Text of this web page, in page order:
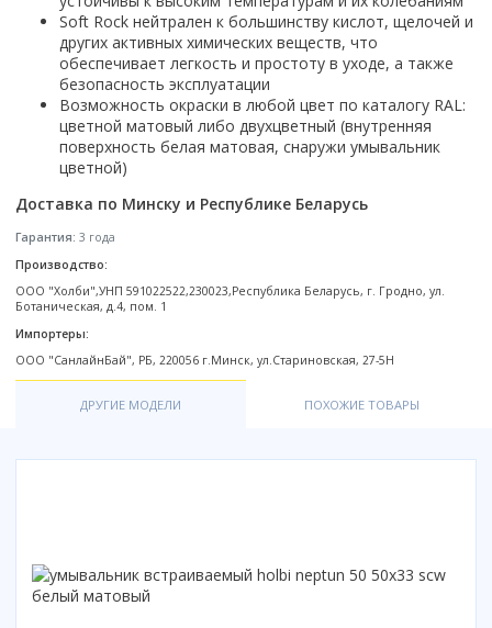
Комплектующие для ванн
Каркас
Ножки
Экраны под ванну
Гидромассажные системы
Wirpool
Китай
Недорогие
Дорогие
Уцененные
Недорогие по акции
Смотреть все
Топ брендов
Domani-spa
River
Welt-wasser
Esbano
Смотреть все
Форма
С раздвижной дверью
С распашной дверью
Форма
Прямоугольные
Закругленная
Комплектующие для унитазов
Гофры
Патрубки
Сиденья
Смотреть все
С отверстием под смеситель
С пьедесталом
С полупьедесталом
Исполнение
Для дачи
Для ванной
Умывальник-столешница
Уличный
Смотреть все
Пьедесталы
Пьедесталы
Полупьедесталы
Италия
Россия
Смотреть все
Размер
40 см
50 см
60 см
65 см
Смотреть все
Страна производитель
Германия
Польша
Сербия
Чехия
Смотреть все
Страна производитель
Германия
Испания
Италия
Польша
Чистящие средства
Grass
Karcher
Vega
Страна производитель
Великобритания
Германия
Италия
Китай
Смотреть все
Пылесосы
Электровеники, электрошвабры
Стеклоочистители
Мойки высокого давления
Подметальные машины
Насосы
Этажерки, стеллажи, полки
Soft Rock нейтрален к большинству кислот, щелочей и
других активных химических веществ, что
обеспечивает легкость и простоту в уходе, а также
безопасность эксплуатации
Возможность окраски в любой цвет по каталогу RAL:
цветной матовый либо двухцветный (внутренняя
поверхность белая матовая, снаружи умывальник
цветной)
Доставка по Минску и Республике Беларусь
Гарантия: 3 года
Производство:
ООО "Холби",УНП 591022522,230023,Республика Беларусь, г. Гродно, ул.
Ботаническая, д.4, пом. 1
Импортеры:
ООО "СанлайнБай", РБ, 220056 г.Минск, ул.Стариновская, 27-5H
ДРУГИЕ МОДЕЛИ ПОХОЖИЕ ТОВАРЫ